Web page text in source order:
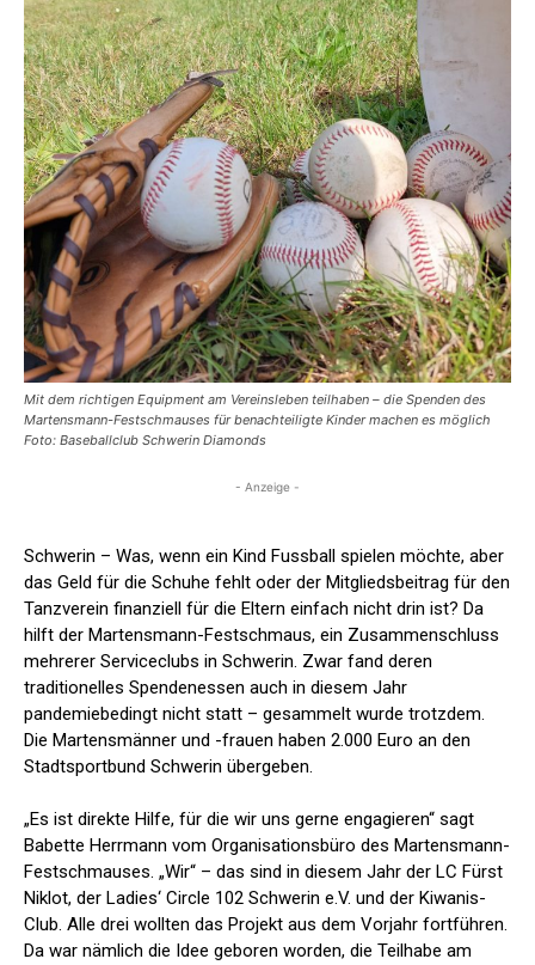
Mit dem richtigen Equipment am Vereinsleben teilhaben – die Spenden des
Martensmann-Festschmauses für benachteiligte Kinder machen es möglich
Foto: Baseballclub Schwerin Diamonds
- Anzeige -
Schwerin – Was, wenn ein Kind Fussball spielen möchte, aber
das Geld für die Schuhe fehlt oder der Mitgliedsbeitrag für den
Tanzverein finanziell für die Eltern einfach nicht drin ist? Da
hilft der Martensmann-Festschmaus, ein Zusammenschluss
mehrerer Serviceclubs in Schwerin. Zwar fand deren
traditionelles Spendenessen auch in diesem Jahr
pandemiebedingt nicht statt – gesammelt wurde trotzdem.
Die Martensmänner und -frauen haben 2.000 Euro an den
Stadtsportbund Schwerin übergeben.
„Es ist direkte Hilfe, für die wir uns gerne engagieren“ sagt
Babette Herrmann vom Organisationsbüro des Martensmann-
Festschmauses. „Wir“ – das sind in diesem Jahr der LC Fürst
Niklot, der Ladies‘ Circle 102 Schwerin e.V. und der Kiwanis-
Club. Alle drei wollten das Projekt aus dem Vorjahr fortführen.
Da war nämlich die Idee geboren worden, die Teilhabe am